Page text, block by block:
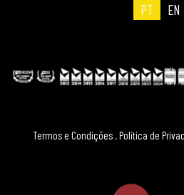
PT EN
Termos e Condições .Política de